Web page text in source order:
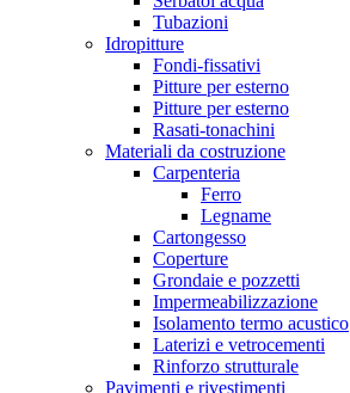
Tubazioni
Idropitture
Fondi-fissativi
Pitture per esterno
Pitture per esterno
Rasati-tonachini
Materiali da costruzione
Carpenteria
Ferro
Legname
Cartongesso
Coperture
Grondaie e pozzetti
Impermeabilizzazione
Isolamento termo acustico
Laterizi e vetrocementi
Rinforzo strutturale
Pavimenti e rivestimenti